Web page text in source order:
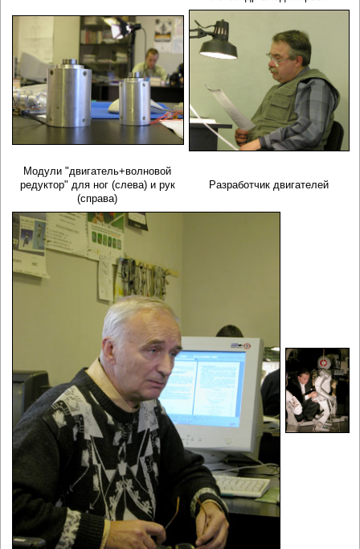
Модули "двигатель+волновой
редуктор" для ног (слева) и рук
(справа)
Разработчик двигателей